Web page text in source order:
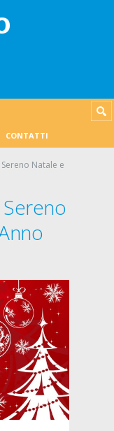
CONTATTI
Natale e